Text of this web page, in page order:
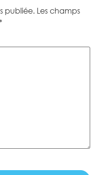
publiée. Les champs
*